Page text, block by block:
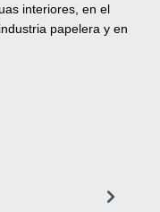
interiores, en el
papelera y en